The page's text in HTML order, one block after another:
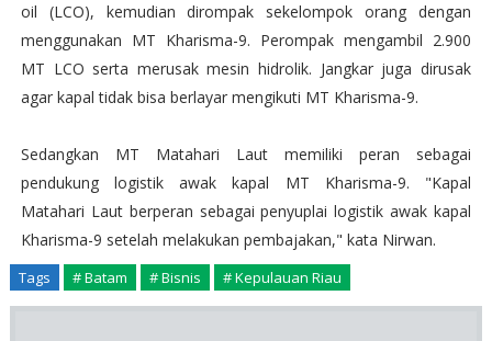
oil (LCO), kemudian dirompak sekelompok orang dengan
menggunakan MT Kharisma-9. Perompak mengambil 2.900
MT LCO serta merusak mesin hidrolik. Jangkar juga dirusak
agar kapal tidak bisa berlayar mengikuti MT Kharisma-9.
Sedangkan MT Matahari Laut memiliki peran sebagai
pendukung logistik awak kapal MT Kharisma-9. "Kapal
Matahari Laut berperan sebagai penyuplai logistik awak kapal
Kharisma-9 setelah melakukan pembajakan," kata Nirwan.
Tags # Batam # Bisnis # Kepulauan Riau